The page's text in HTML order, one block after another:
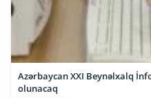
Azərbaycan XXI Beynəlxalq İnformatika Olimpiadasında təmsil
olunacaq